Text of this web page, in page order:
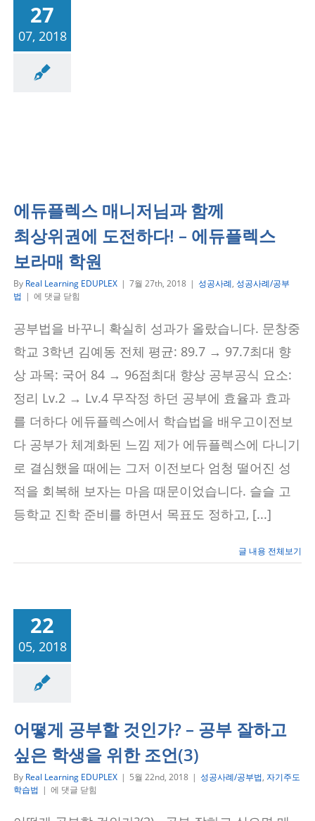
27
07, 2018
에듀플렉스 매니저님과 함께
최상위권에 도전하다! – 에듀플렉스
보라매 학원
By Real Learning EDUPLEX | 7월 27th, 2018 | 성공사례, 성공사례/공부
법 | 에
렉
스
매
니
저
님
함
최
상
위
권
에
도
전
–
렉
스
라
매
원
에 댓글 닫힘
공부법을 바꾸니 확실히 성과가 올랐습니다. 문창중
학교 3학년 김예동 전체 평균: 89.7 → 97.7최대 향
상 과목: 국어 84 → 96점최대 향상 공부공식 요소:
정리 Lv.2 → Lv.4 무작정 하던 공부에 효율과 효과
를 더하다 에듀플렉스에서 학습법을 배우고이전보
다 공부가 체계화된 느낌 제가 에듀플렉스에 다니기
로 결심했을 때에는 그저 이전보다 엄청 떨어진 성
적을 회복해 보자는 마음 때문이었습니다. 슬슬 고
등학교 진학 준비를 하면서 목표도 정하고, [...]
글 내용 전체보기
22
05, 2018
자기주도학
어떻게 공부할 것인가? – 공부 잘하고
싶은 학생을 위한 조언(3)
By Real Learning EDUPLEX | 5월 22nd, 2018 | 성공사례/공부법, 자기주도
학습법 | 어
에 댓글 닫힘